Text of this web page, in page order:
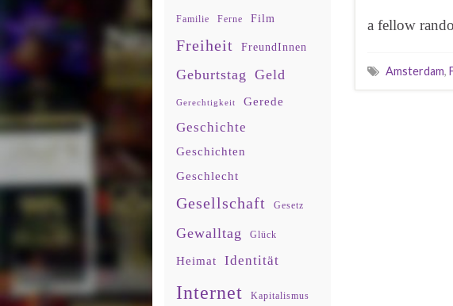
a fellow
Amsterdam,
Familie Ferne Film
Freiheit FreundInnen
Geburtstag Geld
Gerechtigkeit Gerede
Geschichte
Geschichten
Geschlecht
Gesellschaft Gesetz
Gewalltag Glück
Heimat Identität
Internet Kapitalismus